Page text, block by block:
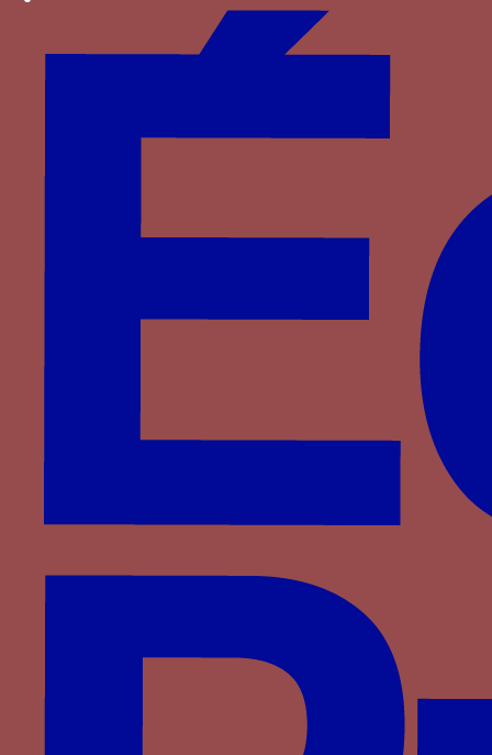
Ciste - Une branche de ciste
Paru dans : Familles > Aragon > Eléonore
d’Aragon
Paru dans : Familles > Plantagenêt-Lancastre >
Collier de chien anti-loup - Un collier de chien
Paru dans : Familles > Brieg > Louis II de Brieg
) - Un collier constitué
Paru dans : Familles > Castille-Trastamare > Jean
Paru dans : Familles > Bourbon > Louis II de
COMMENT QUIL SOIT - Le mot COMMENT QUIL
Paru dans : Familles > Montfort > Richard
Corbeau - Un corbeau tenant dans son bec un